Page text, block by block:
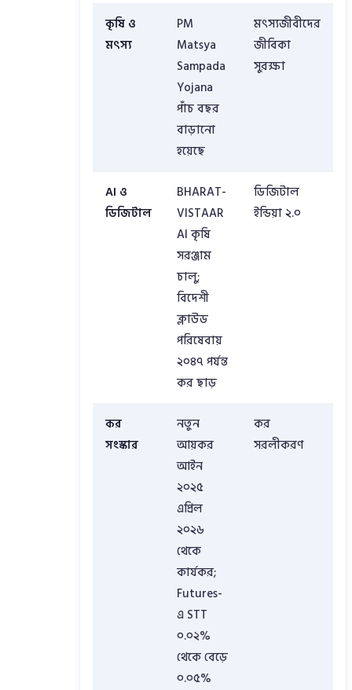
কৃষি ও
মৎস্য
PM
Matsya
Sampada
Yojana
পাঁচ বছর
বাড়ানো
হয়েছে
মৎস্যজীবীদের
জীবিকা
সুরক্ষা
AI ও
ডিজিটাল
BHARAT-
VISTAAR
AI কৃষি
সরঞ্জাম
চালু;
বিদেশী
ক্লাউড
পরিষেবায়
২০৪৭ পর্যন্ত
কর ছাড়
ডিজিটাল
ইন্ডিয়া ২.০
কর
সংস্কার
নতুন
আয়কর
আইন
২০২৫
এপ্রিল
২০২৬
থেকে
কার্যকর;
Futures-
এ STT
০.০২%
থেকে বেড়ে
০.০৫%
কর
সরলীকরণ